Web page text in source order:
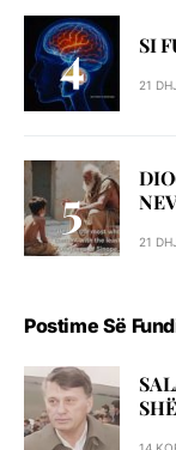
SI
21
21
Postime Së